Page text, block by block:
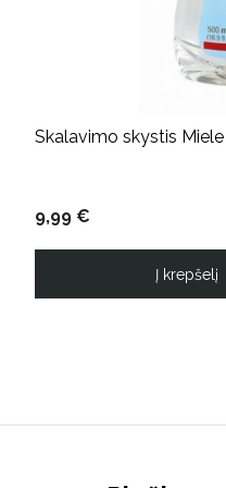
Skalavimo skystis
9,99 €
Į krepšelį